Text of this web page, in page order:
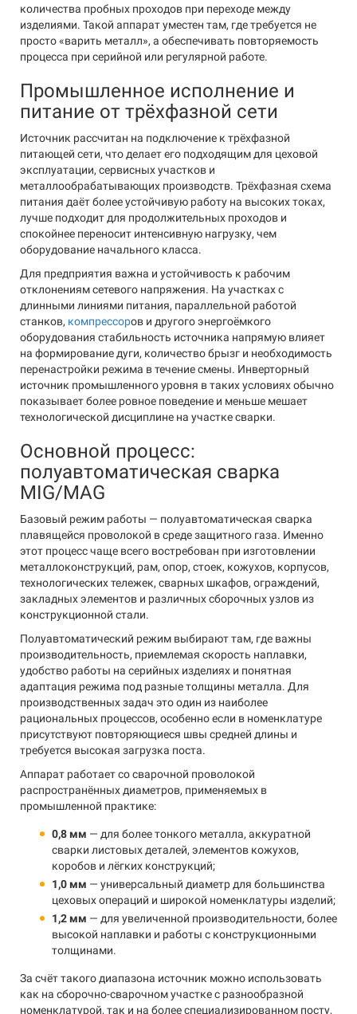
количества пробных проходов при переходе между
изделиями. Такой аппарат уместен там, где требуется не
просто «варить металл», а обеспечивать повторяемость
процесса при серийной или регулярной работе.
Промышленное исполнение и
питание от трёхфазной сети
Источник рассчитан на подключение к трёхфазной
питающей сети, что делает его подходящим для цеховой
эксплуатации, сервисных участков и
металлообрабатывающих производств. Трёхфазная схема
питания даёт более устойчивую работу на высоких токах,
лучше подходит для продолжительных проходов и
спокойнее переносит интенсивную нагрузку, чем
оборудование начального класса.
Для предприятия важна и устойчивость к рабочим
отклонениям сетевого напряжения. На участках с
длинными линиями питания, параллельной работой
станков, компрессоров и другого энергоёмкого
оборудования стабильность источника напрямую влияет
на формирование дуги, количество брызг и необходимость
перенастройки режима в течение смены. Инверторный
источник промышленного уровня в таких условиях обычно
показывает более ровное поведение и меньше мешает
технологической дисциплине на участке сварки.
Основной процесс:
полуавтоматическая сварка
MIG/MAG
Базовый режим работы — полуавтоматическая сварка
плавящейся проволокой в среде защитного газа. Именно
этот процесс чаще всего востребован при изготовлении
металлоконструкций, рам, опор, стоек, кожухов, корпусов,
технологических тележек, сварных шкафов, ограждений,
закладных элементов и различных сборочных узлов из
конструкционной стали.
Полуавтоматический режим выбирают там, где важны
производительность, приемлемая скорость наплавки,
удобство работы на серийных изделиях и понятная
адаптация режима под разные толщины металла. Для
производственных задач это один из наиболее
рациональных процессов, особенно если в номенклатуре
присутствуют повторяющиеся швы средней длины и
требуется высокая загрузка поста.
Аппарат работает со сварочной проволокой
распространённых диаметров, применяемых в
промышленной практике:
0,8 мм — для более тонкого металла, аккуратной
сварки листовых деталей, элементов кожухов,
коробов и лёгких конструкций;
1,0 мм — универсальный диаметр для большинства
цеховых операций и широкой номенклатуры изделий;
1,2 мм — для увеличенной производительности, более
высокой наплавки и работы с конструкционными
толщинами.
За счёт такого диапазона источник можно использовать
как на сборочно-сварочном участке с разнообразной
номенклатурой, так и на более специализированном посту,